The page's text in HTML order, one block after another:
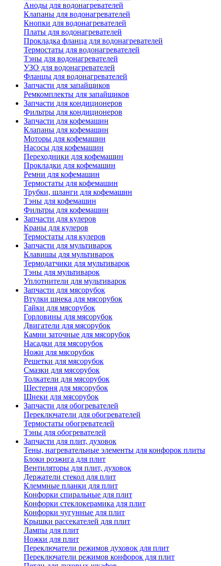
Аноды для водонагревателей
Клапаны для водонагревателей
Кнопки для водонагревателей
Платы для водонагревателей
Прокладка фланца для водонагревателей
Термостаты для водонагревателей
Тэны для водонагревателей
УЗО для водонагревателей
Фланцы для водонагревателей
Запчасти для запайщиков
Ремкомплекты для запайщиков
Запчасти для кондиционеров
Фильтры для кондиционеров
Запчасти для кофемашин
Клапаны для кофемашин
Моторы для кофемашин
Насосы для кофемашин
Переходники для кофемашин
Прокладки для кофемашин
Ремни для кофемашин
Термостаты для кофемашин
Трубки, шланги для кофемашин
Тэны для кофемашин
Фильтры для кофемашин
Запчасти для кулеров
Краны для кулеров
Термостаты для кулеров
Запчасти для мультиварок
Клавишы для мультиварок
Термодатчики для мультиварок
Тэны для мультиварок
Уплотнители для мультиварок
Запчасти для мясорубок
Втулки шнека для мясорубок
Гайки для мясорубок
Горловины для мясорубок
Двигатели для мясорубок
Камни заточные для мясорубок
Насадки для мясорубок
Ножи для мясорубок
Решетки для мясорубок
Смазки для мясорубок
Толкатели для мясорубок
Шестерня для мясорубок
Шнеки для мясорубок
Запчасти для обогревателей
Переключатели для обогревателей
Термостаты обогревателей
Тэны для обогревателей
Запчасти для плит, духовок
Тены, нагревательные элементы для конфорок плиты
Блоки розжига для плит
Вентиляторы для плит, духовок
Держатели стекол для плит
Клеммные планки для плит
Конфорки спиральные для плит
Конфорки стеклокерамика для плит
Конфорки чугунные для плит
Крышки рассекателей для плит
Лампы для плит
Ножки для плит
Переключатели режимов духовок для плит
Переключатели режимов конфорок для плит